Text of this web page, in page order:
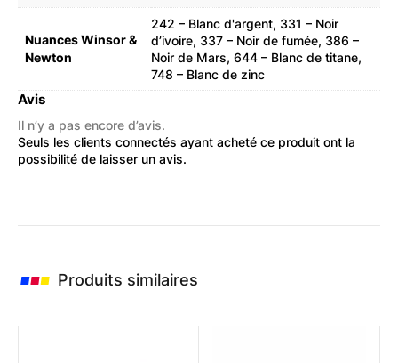
Nuances Winsor &
Newton
242 – Blanc d'argent, 331 – Noir
d’ivoire, 337 – Noir de fumée, 386 –
Noir de Mars, 644 – Blanc de titane,
748 – Blanc de zinc
Avis
Il n’y a pas encore d’avis.
Seuls les clients connectés ayant acheté ce produit ont la
possibilité de laisser un avis.
Produits similaires